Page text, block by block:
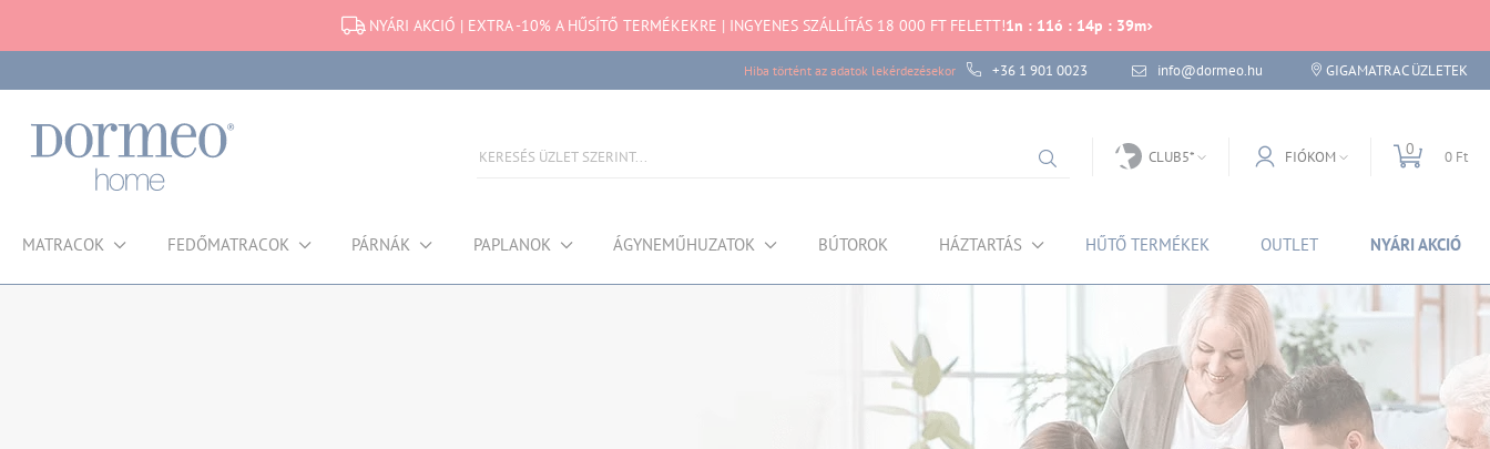
NYÁRI AKCIÓ | EXTRA -10% A HŰSÍTŐ TERMÉKEKRE | INGYENES SZÁLLÍTÁS 18 000 FT FELETT!1n : 11ó : 14p : 38m
Hiba történt az adatok lekérdezésekor +36 1 901 0023 info@dormeo.hu GIGAMATRAC ÜZLETEK
CLUB5* FIÓKOM 0 0 Ft
MATRACOK FEDŐMATRACOK PÁRNÁK PAPLANOK ÁGYNEMŰHUZATOK BÚTOROK HÁZTARTÁS HŰTŐ TERMÉKEK OUTLET NYÁRI AKCIÓ